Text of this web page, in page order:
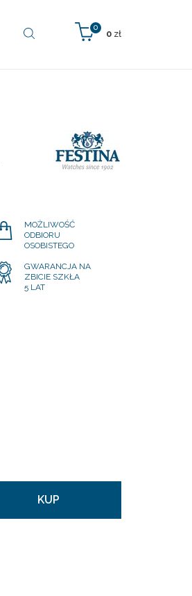
0
0 zł
MOŻLIWOŚĆ
ODBIORU
OSOBISTEGO
GWARANCJA NA
ZBICIE SZKŁA
5 LAT
KUP